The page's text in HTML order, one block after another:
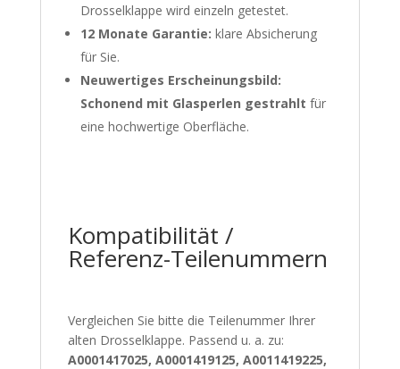
Drosselklappe wird einzeln getestet.
12 Monate Garantie: klare Absicherung
für Sie.
Neuwertiges Erscheinungsbild:
Schonend mit Glasperlen gestrahlt für
eine hochwertige Oberfläche.
Kompatibilität /
Referenz-Teilenummern
Vergleichen Sie bitte die Teilenummer Ihrer
alten Drosselklappe. Passend u. a. zu:
A0001417025, A0001419125, A0011419225,